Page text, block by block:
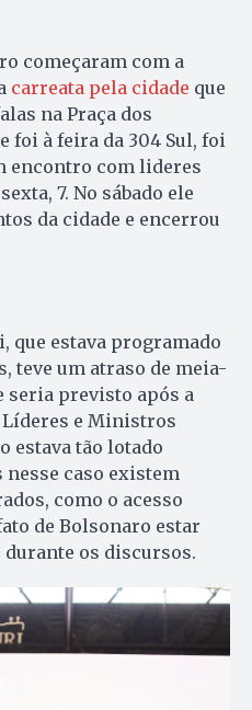
começaram com a
carreata pela cidade que
na Praça dos
foi à feira da 304 Sul, foi
encontro com lideres
7. No sábado ele
da cidade e encerrou
que estava programado
teve um atraso de meia-
seria previsto após a
Líderes e Ministros
estava tão lotado
nesse caso existem
como o acesso
de Bolsonaro estar
durante os discursos.